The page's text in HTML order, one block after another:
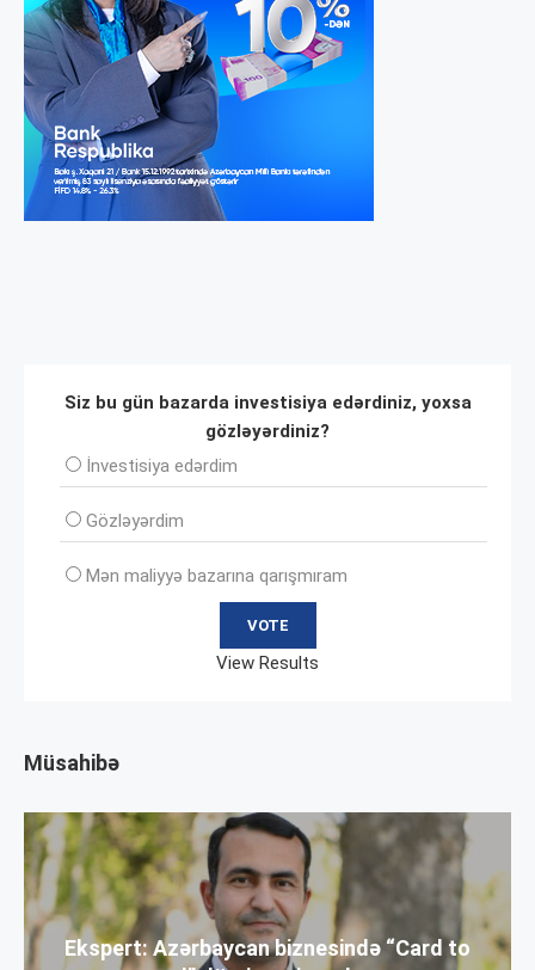
Siz bu gün bazarda investisiya edərdiniz, yoxsa
gözləyərdiniz?
İnvеstisiya edərdim
Gözləyərdim
Mən maliyyə bazarına qarışmıram
View Results
Müsahibə
Ekspert: Azərbaycan biznesində “Card to